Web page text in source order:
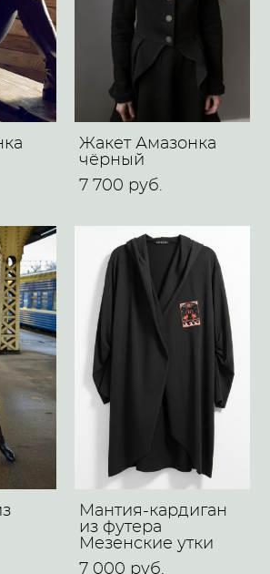
Жакет Амазонка
чёрный
7 700 pуб.
Мантия-кардиган
из футера
Мезенские утки
7 000 pуб.